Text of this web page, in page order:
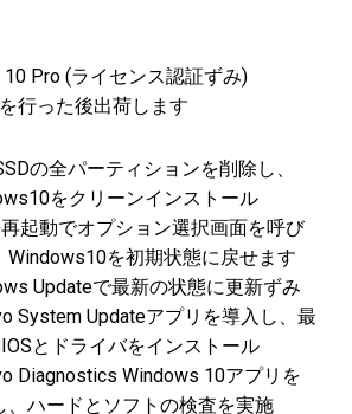
10 Pro (ライセンス認証ずみ)
行った後出荷します
の全パーティションを削除し、
をクリーンインストール
起動でオプション選択画面を呼び
Windows10を初期状態に戻せます
Updateで最新の状態に更新ずみ
System Updateアプリを導入し、最
とドライバをインストール
Diagnostics Windows 10アプリを
、ハードとソフトの検査を実施